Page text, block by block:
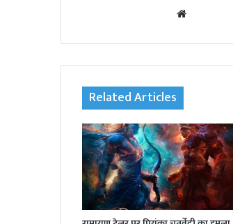
te
Related Articles